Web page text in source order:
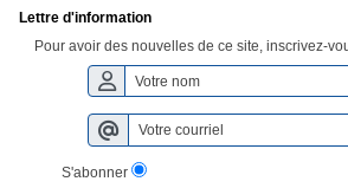
Lettre d'information
Pour avoir des nouvelles de ce site, inscrivez-
S'abonner